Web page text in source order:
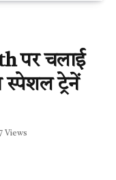
पर चलाई
स्पेशल ट्रेनें
Views